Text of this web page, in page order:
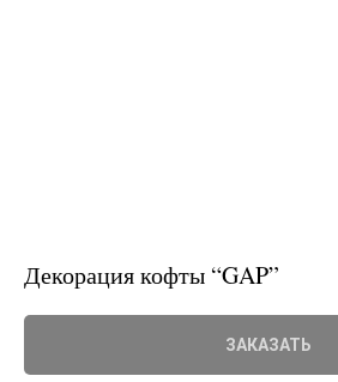
Декорация кофты “GAP”
ЗАКАЗАТЬ